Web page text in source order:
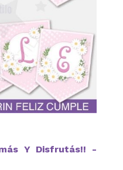
Y Disfrutás!! -